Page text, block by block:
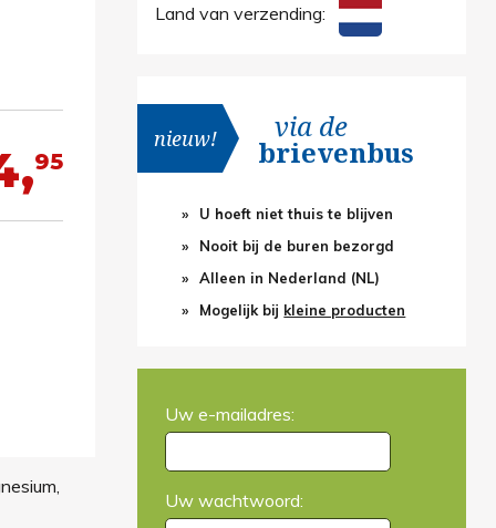
95
Land van verzending:
nieuw! via de
brievenbus
U hoeft niet thuis te blijven
Nooit bij de buren bezorgd
Alleen in Nederland (NL)
Mogelijk bij kleine producten
Uw e-mailadres:
Uw wachtwoord: